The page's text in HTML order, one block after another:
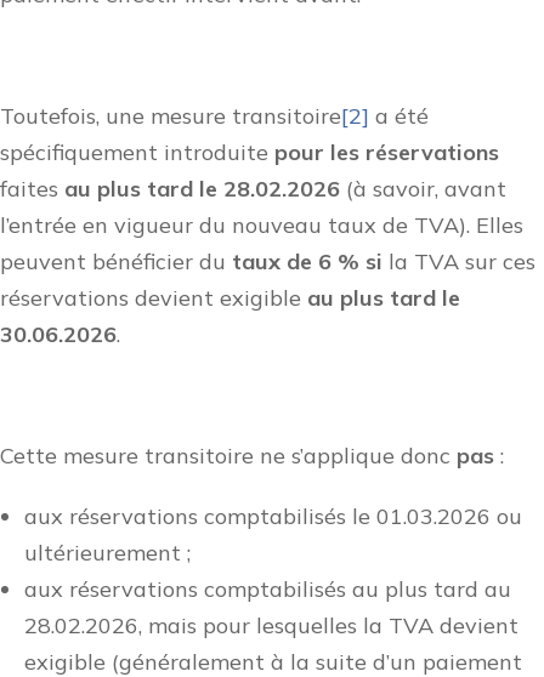
Toutefois, une mesure transitoire[2] a été
spécifiquement introduite pour les réservations
faites au plus tard le 28.02.2026 (à savoir, avant
l’entrée en vigueur du nouveau taux de TVA). Elles
peuvent bénéficier du taux de 6 % si la TVA sur ces
réservations devient exigible au plus tard le
30.06.2026.
Cette mesure transitoire ne s’applique donc pas :
aux réservations comptabilisés le 01.03.2026 ou
ultérieurement ;
aux réservations comptabilisés au plus tard au
28.02.2026, mais pour lesquelles la TVA devient
exigible (généralement à la suite d’un paiement